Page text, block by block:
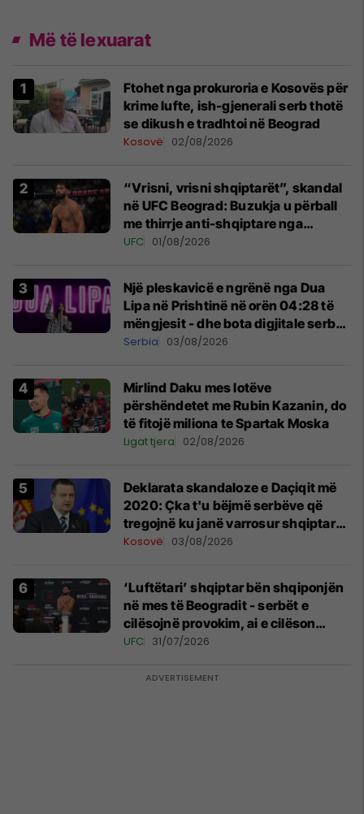
Më të lexuarat
Ftohet nga prokuroria e Kosovës për
krime lufte, ish-gjenerali serb thotë
se dikush e tradhtoi në Beograd
Kosovë 02/08/2026
“Vrisni, vrisni shqiptarët”, skandal
në UFC Beograd: Buzukja u përball
me thirrje anti-shqiptare nga
tribunat
UFC 01/08/2026
Një pleskavicë e ngrënë nga Dua
Lipa në Prishtinë në orën 04:28 të
mëngjesit - dhe bota digjitale serbe
shpall gjendjen e luftës
Serbia 03/08/2026
Mirlind Daku mes lotëve
përshëndetet me Rubin Kazanin, do
të fitojë miliona te Spartak Moska
Ligat tjera 02/08/2026
​Deklarata skandaloze e Daçiqit më
2020: Çka t'u bëjmë serbëve që
tregojnë ku janë varrosur shqiptarët
në Serbi
Kosovë 03/08/2026
‘Luftëtari’ shqiptar bën shqiponjën
në mes të Beogradit - serbët e
cilësojnë provokim, ai e cilëson
simbol të identitetit
UFC 31/07/2026